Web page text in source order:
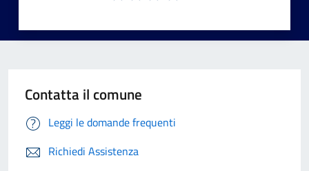
Contatta il comune
Leggi le domande frequenti
Richiedi Assistenza